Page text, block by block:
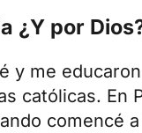
¿Y por
y me
católicas. En